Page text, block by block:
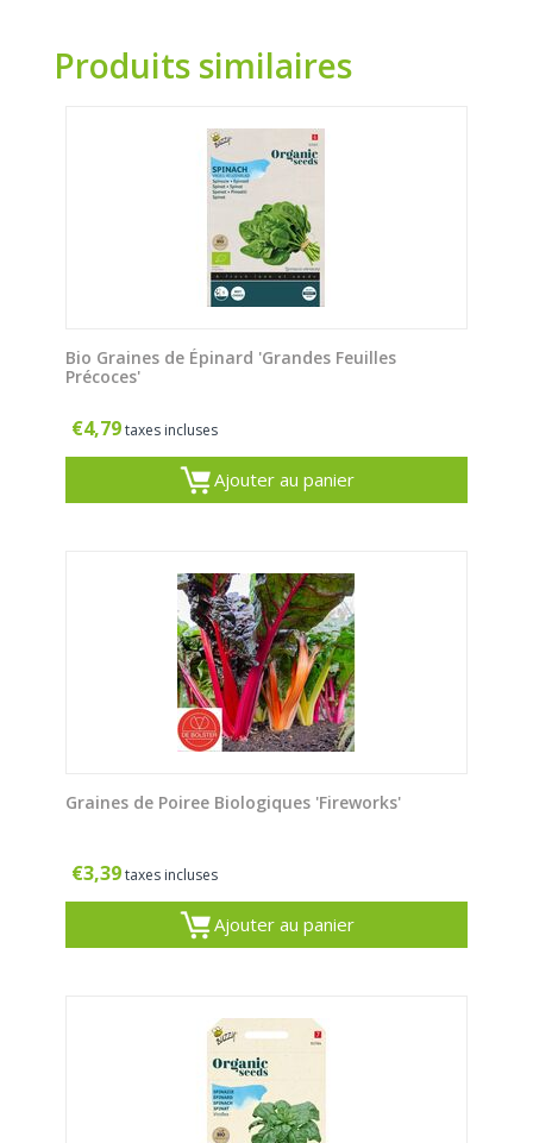
Produits similaires
Bio Graines de Épinard 'Grandes Feuilles
Précoces'
€4,79taxes incluses
Ajouter au panier
Graines de Poiree Biologiques 'Fireworks'
€3,39taxes incluses
Ajouter au panier